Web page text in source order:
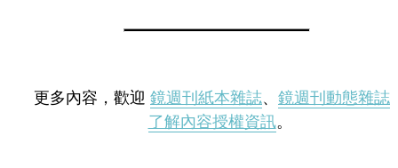
更多內容，歡迎 鏡週刊紙本雜誌、 鏡週刊動態雜誌
了解內容授權資訊。